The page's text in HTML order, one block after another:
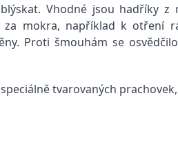
Vhodné jsou hadříky z
mokra, například k
Proti šmouhám se
tvarovaných